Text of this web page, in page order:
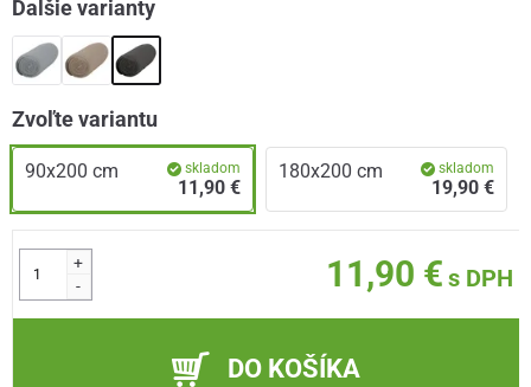
Ďalšie varianty
Zvoľte variantu
90x200 cm skladom
11,90 €
180x200 cm skladom
19,90 €
+
-
11,90 € s DPH
DO KOŠÍKA